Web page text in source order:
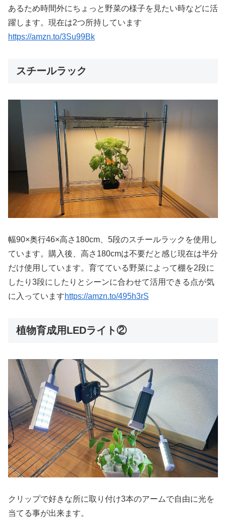
あるため時間外にちょっと野菜の様子を見たい時などに活
躍します。現在は2つ所持しています
https://amzn.to/3Su99Bk
スチールラック
幅90×奥行46×高さ180cm、5段のスチールラックを使用し
ています。購入後、高さ180cmは不要だと感じ現在は半分
だけ使用しています。育てている野菜によって棚を2段に
したり3段にしたりとシーンに合わせて活用できる点が気
に入っていますhttps://amzn.to/495h3rS
植物育成用LEDライト②
クリップで好きな所に取り付け3本のアームで自由に光を
当てる事が出来ます。